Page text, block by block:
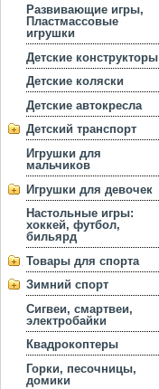
Развивающие игры,
Пластмассовые
игрушки
Детские конструкторы
Детские коляски
Детские автокресла
Детский транспорт
Игрушки для
мальчиков
Игрушки для девочек
Настольные игры:
хоккей, футбол,
бильярд
Товары для спорта
Зимний спорт
Сигвеи, смартвеи,
электробайки
Квадрокоптеры
Горки, песочницы,
домики